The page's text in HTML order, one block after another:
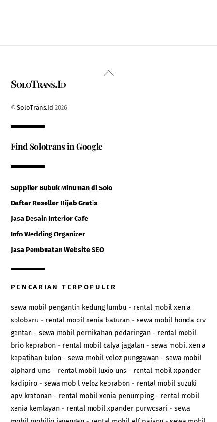
Back
SoloTrans.Id
©SoloTrans.Id 2026
Find Solotrans in Google
Supplier Bubuk Minuman di Solo
Daftar Reseller Hijab Gratis
Jasa Desain Interior Cafe
Info Wedding Organizer
Jasa Pembuatan Website SEO
PENCARIAN TERPOPULER
sewa mobil pengantin kedung lumbu - rental mobil xenia
solobaru - rental mobil xenia baturan -sewa mobil honda crv
gentan -sewa mobil pernikahan pedaringan - rental mobil
brio keprabon - rental mobil calya jagalan -sewa mobil xenia
kepatihan kulon -sewa mobil veloz punggawan -sewa mobil
alphard ums - rental mobil luxio uns - rental mobil xpander
kadipiro -sewa mobil veloz keprabon - rental mobil suzuki
apv kratonan - rental mobil xenia penumping- rental mobil
xenia kemlayan - rental mobil xpander purwosari -sewa